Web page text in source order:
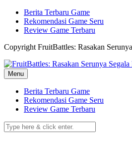
Skip
content
Berita Terbaru Game
Rekomendasi Game Seru
Review Game Terbaru
Copyright FruitBattles: Rasakan
Menu
Berita Terbaru Game
Rekomendasi Game Seru
Review Game Terbaru